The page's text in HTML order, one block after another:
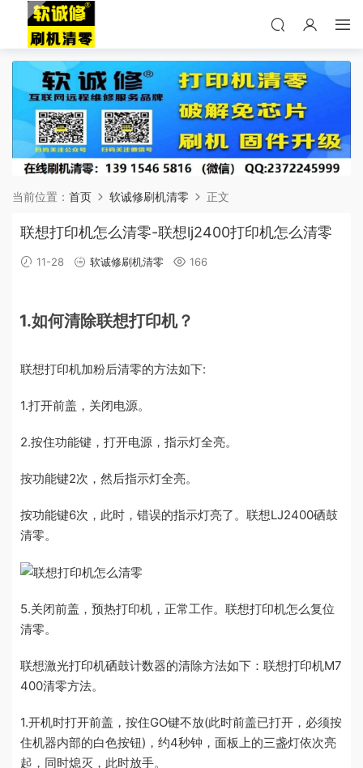
当前位置： 首页 软诚修刷机清零 正文
联想打印机怎么清零-联想lj2400打印机怎么清零
11-28 软诚修刷机清零 166
1.如何清除联想打印机？
联想打印机加粉后清零的方法如下:
1.打开前盖，关闭电源。
2.按住功能键，打开电源，指示灯全亮。
按功能键2次，然后指示灯全亮。
按功能键6次，此时，错误的指示灯亮了。联想LJ2400硒鼓
清零。
5.关闭前盖，预热打印机，正常工作。联想打印机怎么复位
清零。
联想激光打印机硒鼓计数器的清除方法如下：联想打印机M7
400清零方法。
1.开机时打开前盖，按住GO键不放(此时前盖已打开，必须按
住机器内部的白色按钮)，约4秒钟，面板上的三盏灯依次亮
起，同时熄灭，此时放手。